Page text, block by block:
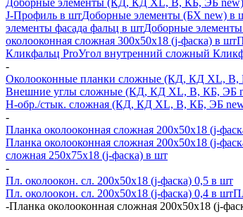
Доборные элементы (КД, КД XL, В, КБ, ЭБ
J-Профиль в штДоборные элементы (БХ new) в
элементы фасада фальц в штДоборные
околооконная сложная 300х50х18 (j-фаска) в шт
Кликфальц ProУгол внутренний сложный
-
Околооконные планки сложные (КД, КД XL, В,
Внешние углы сложные (КД, КД XL, В, КБ, ЭБ
H-обр./стык. сложная (КД, КД XL, В, КБ, ЭБ
-
Планка околооконная сложная 200х50х18 (j-
Планка околооконная сложная 200х50х18 (j-
сложная 250х75х18 (j-фаска) в шт
-
Пл. околоокон. сл. 200х50х18 (j-фаска) 0,5 в шт
Пл. околоокон. сл. 200х50х18 (j-фаска) 0,4 в шт
-Планка околооконная сложная 200х50х18 (j-